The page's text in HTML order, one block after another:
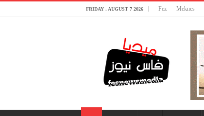
FRIDAY , AUGUST 7 2026 Fez Meknes